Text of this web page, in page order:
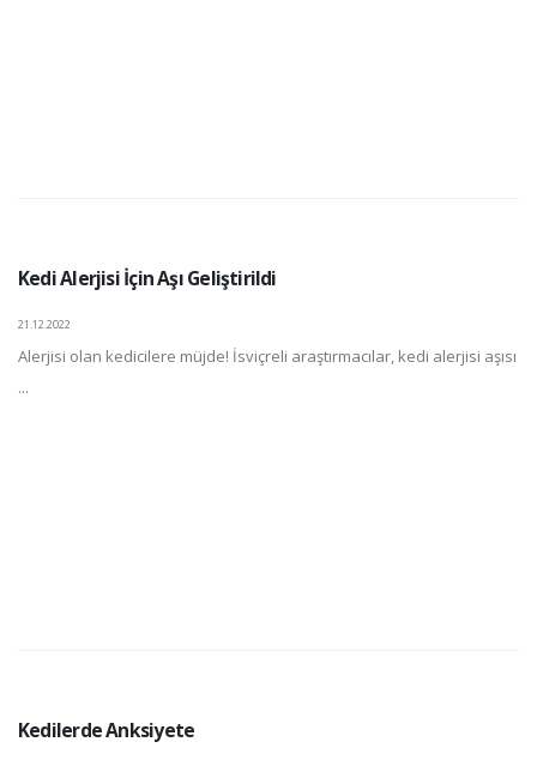
Kedi Alerjisi İçin Aşı Geliştirildi
21.12.2022
Alerjisi olan kedicilere müjde! İsviçreli araştırmacılar, kedi alerjisi aşısı
...
Kedilerde Anksiyete